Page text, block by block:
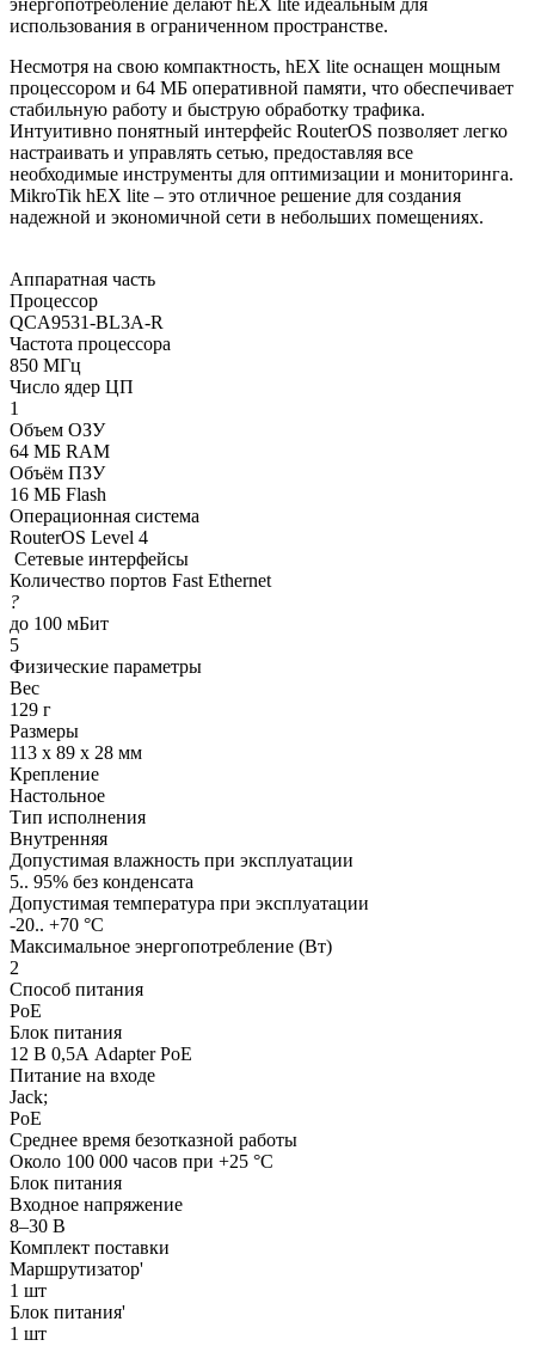
использования в ограниченном пространстве.
Несмотря на свою компактность, hEX lite оснащен мощным
процессором и 64 МБ оперативной памяти, что обеспечивает
стабильную работу и быструю обработку трафика.
Интуитивно понятный интерфейс RouterOS позволяет легко
настраивать и управлять сетью, предоставляя все
необходимые инструменты для оптимизации и мониторинга.
MikroTik hEX lite – это отличное решение для создания
надежной и экономичной сети в небольших помещениях.
Аппаратная часть
Процессор
QCA9531-BL3A-R
Частота процессора
850 МГц
Число ядер ЦП
1
Объем ОЗУ
64 МБ RAM
Объём ПЗУ
16 МБ Flash
Операционная система
RouterOS Level 4
Сетевые интерфейсы
Количество портов Fast Ethernet
?
до 100 мБит
5
Физические параметры
Вес
129 г
Размеры
113 х 89 х 28 мм
Крепление
Настольное
Тип исполнения
Внутренняя
Допустимая влажность при эксплуатации
5.. 95% без конденсата
Допустимая температура при эксплуатации
-20.. +70 °C
Максимальное энергопотребление (Вт)
2
Способ питания
PoE
Блок питания
12 В 0,5А Adapter PoE
Питание на входе
Jack;
PoE
Среднее время безотказной работы
Около 100 000 часов при +25 °C
Блок питания
Входное напряжение
8–30 В
Комплект поставки
Маршрутизатор'
1 шт
Блок питания'
1 шт